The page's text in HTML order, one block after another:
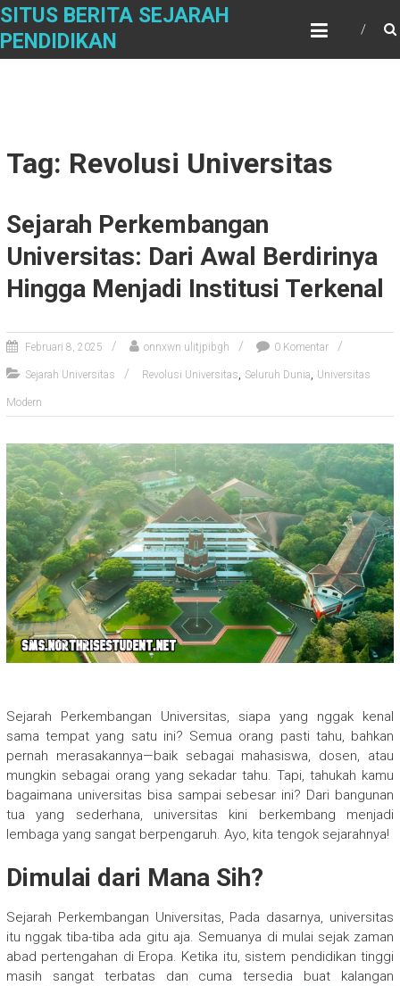
Skip
content
SITUS BERITA SEJARAH
PENDIDIKAN
Tag: Revolusi Universitas
Sejarah Perkembangan
Universitas: Dari Awal Berdirinya
Hingga Menjadi Institusi Terkenal
Februari 8, 2025 onnxwn ulitjpibgh 0 Komentar
Sejarah Universitas Revolusi Universitas, Seluruh Dunia, Universitas
Modern
Sejarah Perkembangan Universitas, siapa yang nggak kenal
sama tempat yang satu ini? Semua orang pasti tahu, bahkan
pernah merasakannya—baik sebagai mahasiswa, dosen, atau
mungkin sebagai orang yang sekadar tahu. Tapi, tahukah kamu
bagaimana universitas bisa sampai sebesar ini? Dari bangunan
tua yang sederhana, universitas kini berkembang menjadi
lembaga yang sangat berpengaruh. Ayo, kita tengok sejarahnya!
Dimulai dari Mana Sih?
Sejarah Perkembangan Universitas, Pada dasarnya, universitas
itu nggak tiba-tiba ada gitu aja. Semuanya di mulai sejak zaman
abad pertengahan di Eropa. Ketika itu, sistem pendidikan tinggi
masih sangat terbatas dan cuma tersedia buat kalangan